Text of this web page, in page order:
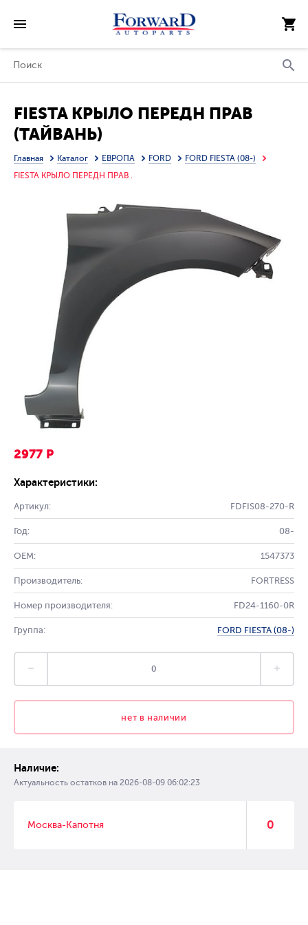
FIESTA КРЫЛО ПЕРЕДН ПРАВ
(ТАЙВАНЬ)
Главная Каталог ЕВРОПА FORD
FORD FIESTA (08-)
FIESTA КРЫЛО ПЕРЕДН ПРАВ .
2977 Р
Характеристики:
Артикул: FDFIS08-270-R
Год: 08-
OEM: 1547373
Производитель: FORTRESS
Номер производителя: FD24-1160-0R
Группа: FORD FIESTA (08-)
нет в наличии
Наличие:
Актуальность остатков на 2026-08-09 06:02:23
Москва-Капотня 0